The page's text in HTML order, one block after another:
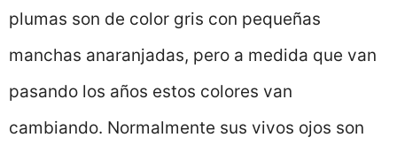
plumas son de color gris con pequeñas
manchas anaranjadas, pero a medida que van
pasando los años estos colores van
cambiando. Normalmente sus vivos ojos son